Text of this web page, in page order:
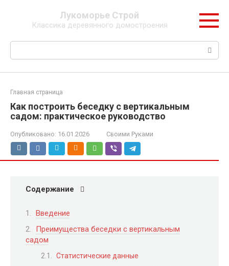
Лукоморье Строй
Классика деревянного домостроения
Поиск:
Главная страница
Как построить беседку с вертикальным
садом: практическое руководство
Опубликовано: 16.01.2026 Своими Руками
Содержание
Введение
Преимущества беседки с вертикальным
садом
Статистические данные